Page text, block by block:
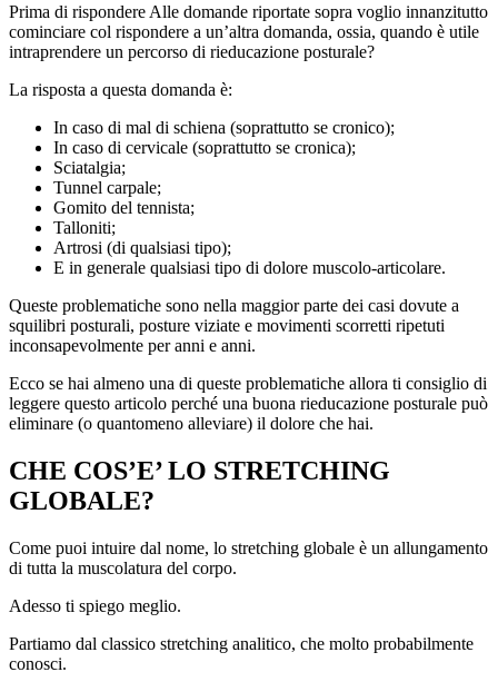
Prima di rispondere Alle domande riportate sopra voglio innanzitutto
cominciare col rispondere a un’altra domanda, ossia, quando è utile
intraprendere un percorso di rieducazione posturale?
La risposta a questa domanda è:
In caso di mal di schiena (soprattutto se cronico);
In caso di cervicale (soprattutto se cronica);
Sciatalgia;
Tunnel carpale;
Gomito del tennista;
Talloniti;
Artrosi (di qualsiasi tipo);
E in generale qualsiasi tipo di dolore muscolo-articolare.
Queste problematiche sono nella maggior parte dei casi dovute a
squilibri posturali, posture viziate e movimenti scorretti ripetuti
inconsapevolmente per anni e anni.
Ecco se hai almeno una di queste problematiche allora ti consiglio di
leggere questo articolo perché una buona rieducazione posturale può
eliminare (o quantomeno alleviare) il dolore che hai.
CHE COS’E’ LO STRETCHING
GLOBALE?
Come puoi intuire dal nome, lo stretching globale è un allungamento
di tutta la muscolatura del corpo.
Adesso ti spiego meglio.
Partiamo dal classico stretching analitico, che molto probabilmente
conosci.